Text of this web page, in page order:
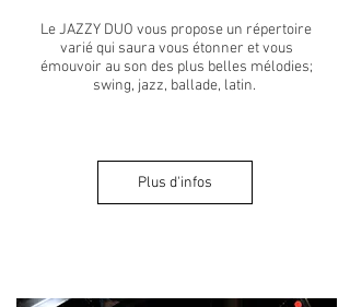
Le JAZZY DUO vous propose un répertoire
varié qui saura vous étonner et vous
émouvoir au son des plus belles mélodies;
swing, jazz, ballade, latin.
Plus d'infos